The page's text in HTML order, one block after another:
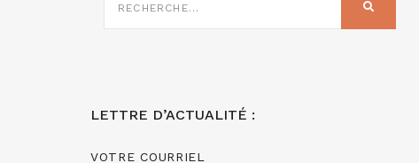
SUR
LETTRE D’ACTUALITÉ :
VOTRE COURRIEL